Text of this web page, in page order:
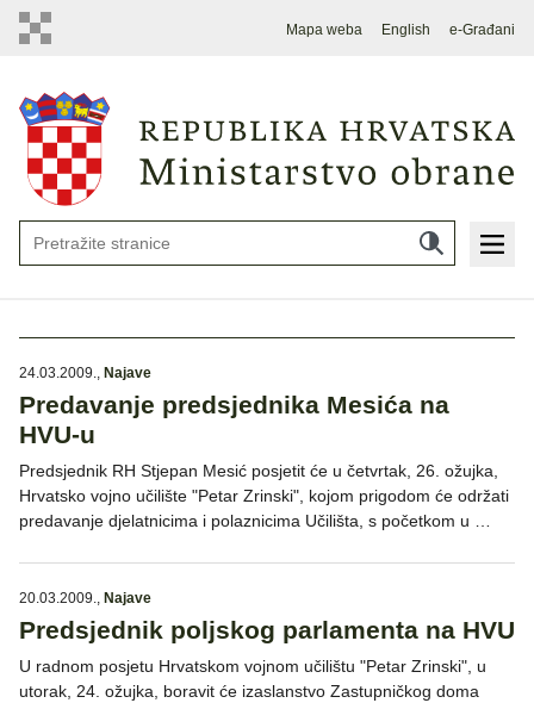
Mapa weba English e-Građani
24.03.2009., Najave
Predavanje predsjednika Mesića na
HVU-u
Predsjednik RH Stjepan Mesić posjetit će u četvrtak, 26. ožujka,
Hrvatsko vojno učilište "Petar Zrinski", kojom prigodom će održati
predavanje djelatnicima i polaznicima Učilišta, s početkom u …
20.03.2009., Najave
Predsjednik poljskog parlamenta na HVU
U radnom posjetu Hrvatskom vojnom učilištu "Petar Zrinski", u
utorak, 24. ožujka, boravit će izaslanstvo Zastupničkog doma